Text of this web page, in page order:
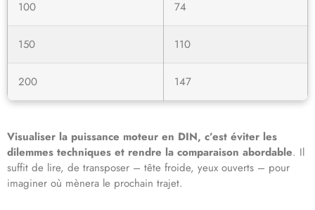
100 74
150 110
200 147
Visualiser la puissance moteur en DIN, c’est éviter les
dilemmes techniques et rendre la comparaison abordable. Il
suffit de lire, de transposer – tête froide, yeux ouverts – pour
imaginer où mènera le prochain trajet.